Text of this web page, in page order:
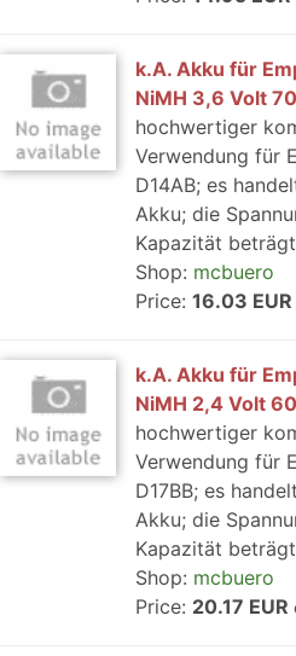
k.A. Akku für
NiMH 3,6 Volt
hochwertiger
Verwendung für
D14AB; es
Akku; die
Kapazität
Shop: mcbuero
Price: 16.03 EUR
k.A. Akku für
NiMH 2,4 Volt
hochwertiger
Verwendung für
D17BB; es
Akku; die
Kapazität
Shop: mcbuero
Price: 20.17 EUR